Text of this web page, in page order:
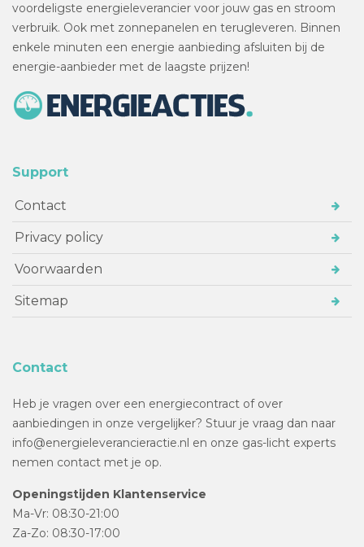
voordeligste energieleverancier voor jouw gas en stroom
verbruik. Ook met zonnepanelen en terugleveren. Binnen
enkele minuten een energie aanbieding afsluiten bij de
energie-aanbieder met de laagste prijzen!
Support
Contact
Privacy policy
Voorwaarden
Sitemap
Contact
Heb je vragen over een energiecontract of over
aanbiedingen in onze vergelijker? Stuur je vraag dan naar
info@energieleverancieractie.nl en onze gas-licht experts
nemen contact met je op.
Openingstijden Klantenservice
Ma-Vr: 08:30-21:00
Za-Zo: 08:30-17:00